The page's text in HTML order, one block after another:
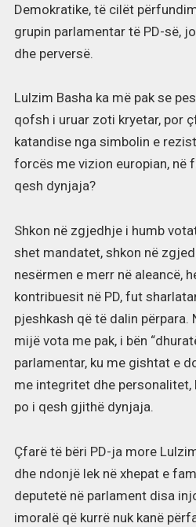
Demokratike, të cilët
grupin parlamentar të PD-së,
dhe perversë.
Lulzim Basha ka më pak se
qofsh i uruar zoti kryetar, por
katandise nga simbolin e
forcës me vizion europian, në
qesh dynjaja?
Shkon në zgjedhje i humb
shet mandatet, shkon në
nesërmen e merr në aleancë,
kontribuesit në PD, fut
pjeshkash që të dalin përpara.
mijë vota me pak, i bën
parlamentar, ku me gishtat e
me integritet dhe
po i qesh gjithë dynjaja.
Çfarë të bëri PD-ja more
dhe ndonjë lek në xhepat e
deputetë në parlament disa
imoralë që kurrë nuk kanë